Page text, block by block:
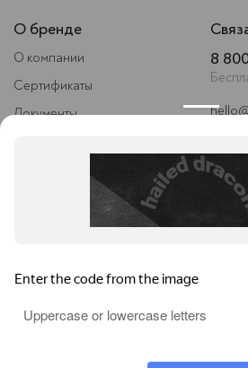
ИП Мокеева Елена Вячеславовна ИНН
Юридический адрес: 428003, Россия,
О бренде
О компании
Сертификаты
Документы
8